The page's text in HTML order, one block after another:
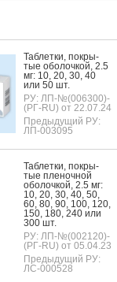
Таб­летки, пок­ры­
тые обо­лоч­кой, 2.5
мг: 10, 20, 30, 40
или 50 шт.
РУ: ЛП-№(006300)-
(РГ-RU) от 22.07.24
Предыдущий РУ:
ЛП-003095
Таб­летки, пок­ры­
тые пле­ноч­ной
обо­лоч­кой, 2.5 мг:
10, 20, 30, 40, 50,
60, 80, 90, 100, 120,
150, 180, 240 или
300 шт.
РУ: ЛП-№(002120)-
(РГ-RU) от 05.04.23
Предыдущий РУ:
ЛС-000528